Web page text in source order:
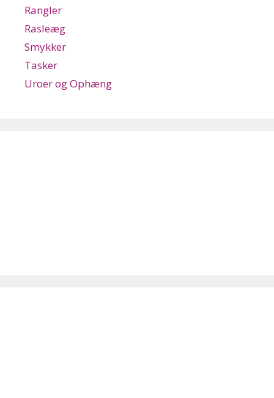
Rangler
Rasleæg
Smykker
Tasker
Uroer og Ophæng